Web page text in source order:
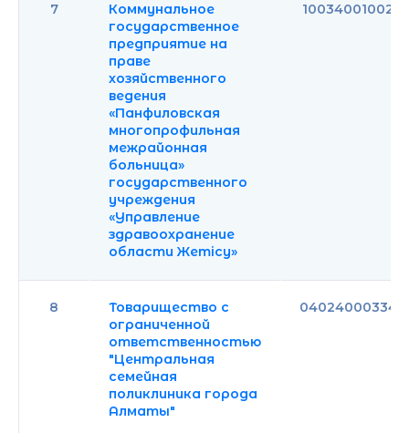
7
Коммунальное
государственное
предприятие на
праве
хозяйственного
ведения
«Панфиловская
многопрофильная
межрайонная
больница»
государственного
учреждения
«Управление
здравоохранение
области Жетісу»
100340010028
8
Товарищество с
ограниченной
ответственностью
"Центральная
семейная
поликлиника города
Алматы"
040240003345